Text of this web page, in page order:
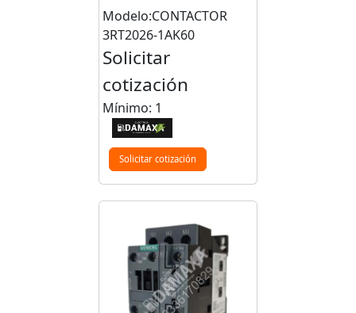
Modelo:CONTACTOR
3RT2026-1AK60
Solicitar
cotización
Mínimo: 1
Solicitar cotización